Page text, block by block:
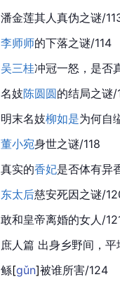
潘金莲其人真伪之谜/
李师师的下落之谜/114
吴三桂冲冠一怒，是否
名妓陈圆圆的结局之谜/
明末名妓柳如是为何自
董小宛身世之谜/118
真实的香妃是否体有异
东太后慈安死因之谜/
敢和皇帝离婚的女人/
庶人篇 出身乡野间，平
鲧[gǔn]被谁所害/124